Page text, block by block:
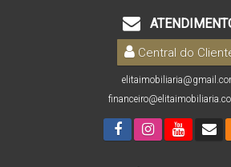
Central do